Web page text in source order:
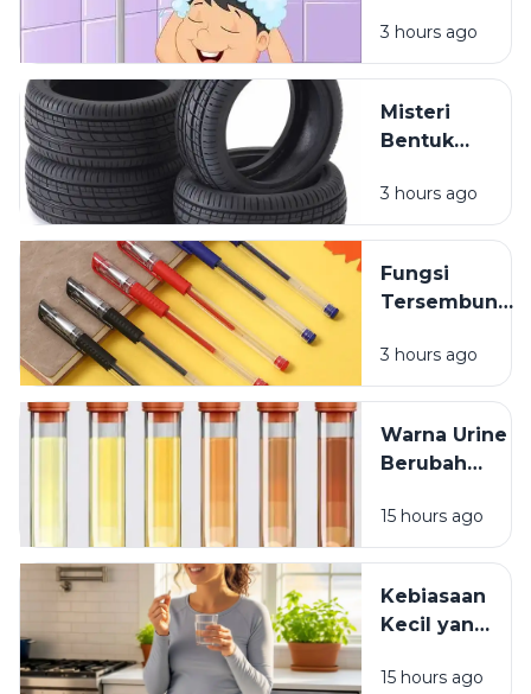
Ringan
Setelah
3 hours ago
Misteri
Bentuk
Kendaraan
yang
Dipikirkan
3 hours ago
Fungsi
Tersembunyi
pada Tutup
Pulpen
3 hours ago
Warna Urine
Berubah
Minum
Vitamin? Ini
Penjelasannya
15 hours ago
Kebiasaan
Kecil yang
Vitamin
15 hours ago